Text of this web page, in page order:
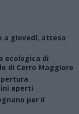
a giovedì, atteso
ecologica di
di Cerro Maggiore
aperti
per il